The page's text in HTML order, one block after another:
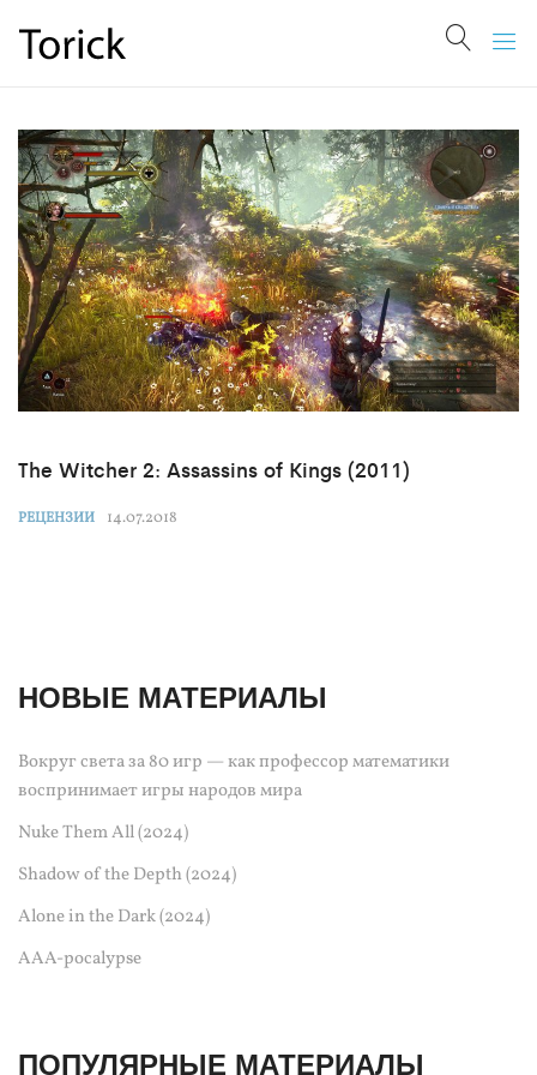
The Witcher 2: Assassins of Kings (2011)
РЕЦЕНЗИИ 14.07.2018
НОВЫЕ МАТЕРИАЛЫ
Вокруг света за 80 игр — как профессор математики
воспринимает игры народов мира
Nuke Them All (2024)
Shadow of the Depth (2024)
Alone in the Dark (2024)
AAA-pocalypse
ПОПУЛЯРНЫЕ МАТЕРИАЛЫ